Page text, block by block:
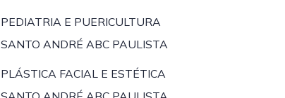
PEDIATRIA E PUERICULTURA
SANTO ANDRÉ ABC PAULISTA
PLÁSTICA FACIAL E ESTÉTICA